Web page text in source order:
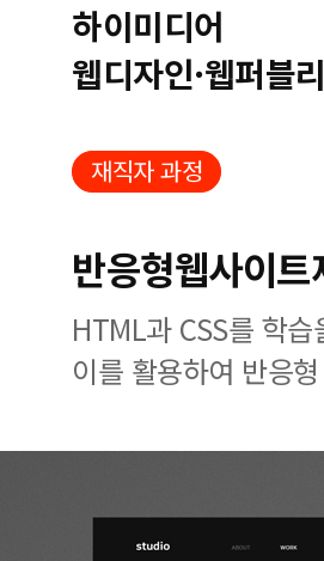
하이미디어
웹디자인·웹퍼블
재직자 과정
반응형웹사이
HTML과 CSS를 학
이를 활용하여 반응